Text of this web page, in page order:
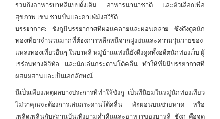
รวมถึงอาหารบาหลีแบบดั้งเดิม อาหารนานาชาติ และตัวเลือกเพื่อ
สุขภาพ เช่น ชามปั่นและคาเฟ่มังสวิรัติ
บรรยากาศ: ชังกูมีบรรยากาศที่ผ่อนคลายและผ่อนคลาย ซึ่งดึงดูดนัก
ท่องเที่ยวจำนวนมากที่ต้องการหลีกหนีจากฝูงชนและความวุ่นวายของ
แหล่งท่องเที่ยวอื่นๆ ในบาหลี หมู่บ้านแห่งนี้ยังดึงดูดทั้งอดีตนักท่องเว็บ ผู้
เร่ร่อนทางดิจิทัล และนักเล่นกระดานโต้คลื่น ทำให้ที่นี่มีบรรยากาศที่
ผสมผสานและเป็นเอกลักษณ์
นี่เป็นเพียงเหตุผลบางประการที่ทำให้ชังกู เป็นที่นิยมในหมู่นักท่องเที่ยว
ไม่ว่าคุณจะต้องการเล่นกระดานโต้คลื่น พักผ่อนบนชายหาด หรือ
เพลิดเพลินกับสถานบันเทิงยามค่ำคืนและอาหารของบาหลี ชังกู คือจุด